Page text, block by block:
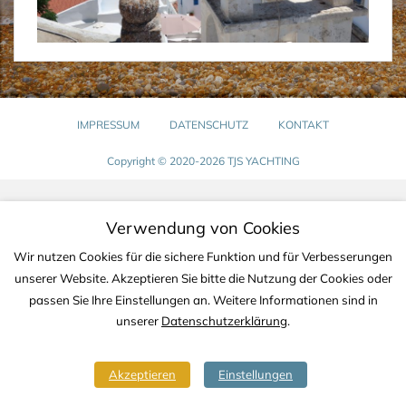
IMPRESSUM DATENSCHUTZ KONTAKT
Copyright © 2020-2026 TJS YACHTING
Verwendung von Cookies
Wir nutzen Cookies für die sichere Funktion und für Verbesserungen
unserer Website. Akzeptieren Sie bitte die Nutzung der Cookies oder
passen Sie Ihre Einstellungen an. Weitere Informationen sind in
unserer Datenschutzerklärung.
Akzeptieren Einstellungen